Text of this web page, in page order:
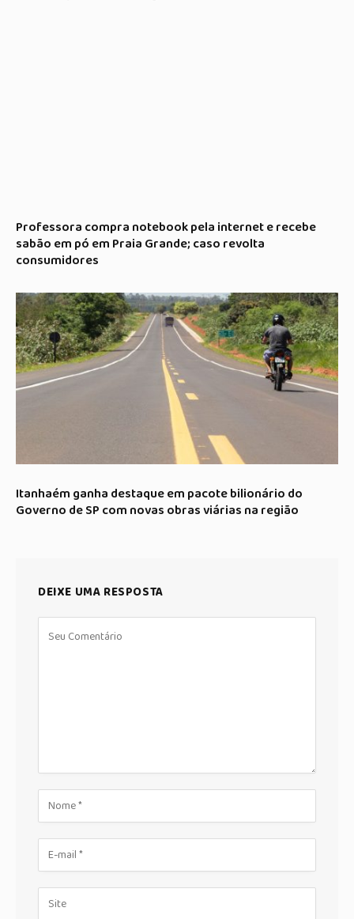
Professora compra notebook pela internet e recebe
sabão em pó em Praia Grande; caso revolta
consumidores
Itanhaém ganha destaque em pacote bilionário do
Governo de SP com novas obras viárias na região
DEIXE UMA RESPOSTA